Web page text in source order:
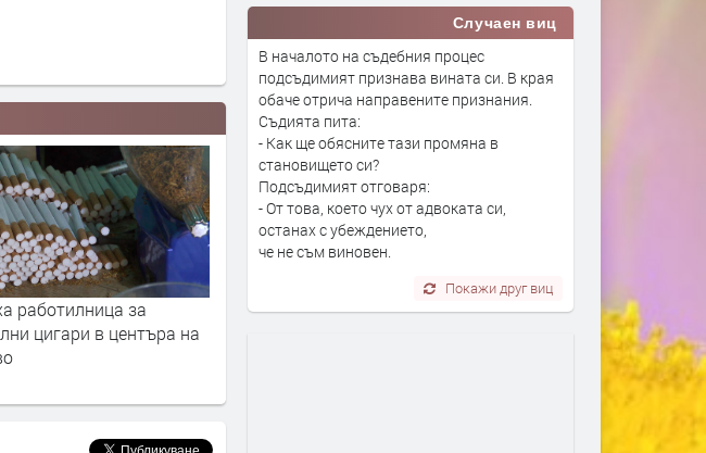
плащането на
данъци
Димитровградчани могат да
Вдигат данъка на
Случаен виц
В началото на съдебния процес
подсъдимият признава вината си. В края
обаче отрича направените признания.
Съдията пита:
- Как ще обясните тази промяна в
становището си?
Подсъдимият отговаря:
- От това, което чух от адвоката си,
останах с убеждението,
че не съм виновен.
Покажи друг виц